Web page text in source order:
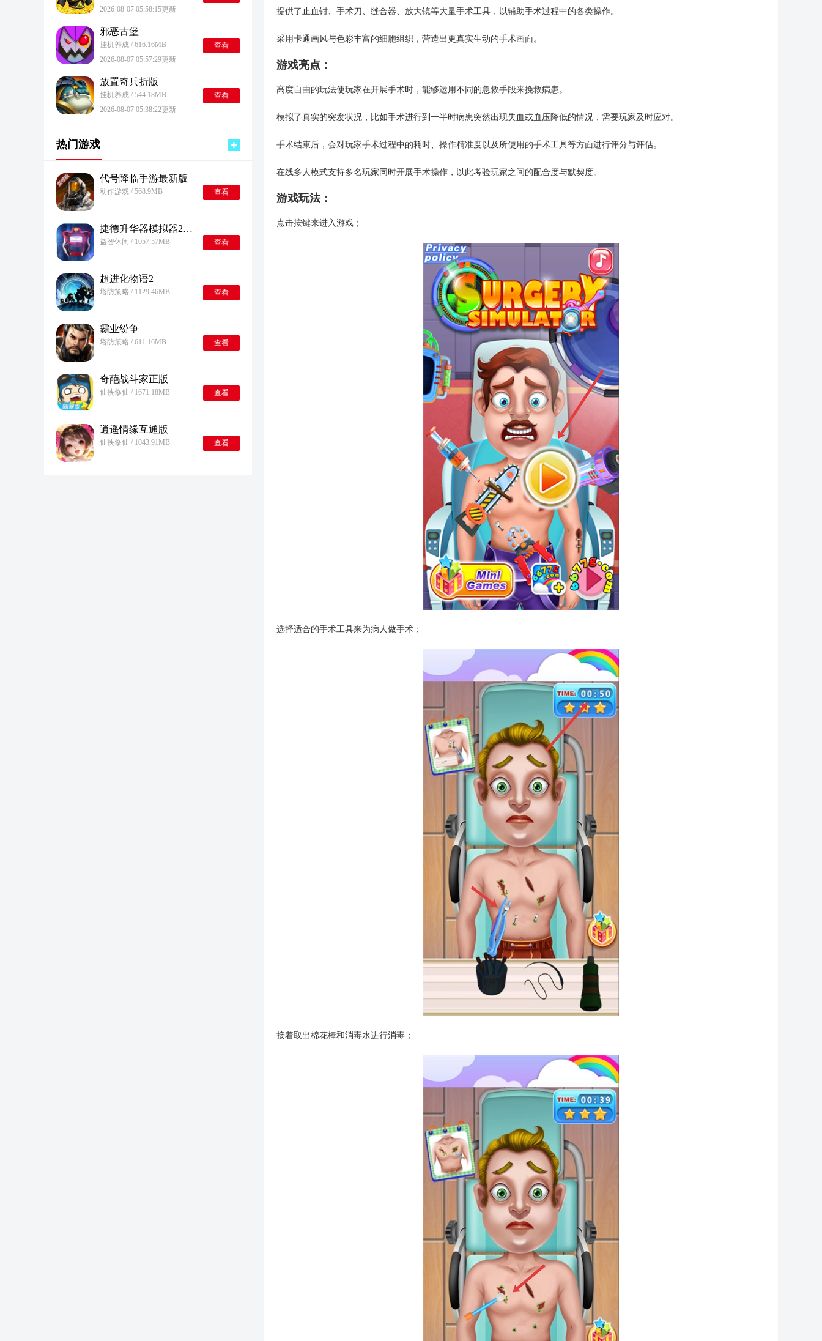
2026-08-07 05:58:15更新
邪恶古堡
挂机养成 / 616.16MB
2026-08-07 05:57:29更新
查看
放置奇兵折版
挂机养成 / 544.18MB
2026-08-07 05:38:22更新
查看
热门游戏
代号降临手游最新版
动作游戏 / 568.9MB 查看
捷德升华器模拟器2·0(欧布圆环)
益智休闲 / 1057.57MB 查看
超进化物语2
塔防策略 / 1129.46MB 查看
霸业纷争
塔防策略 / 611.16MB 查看
奇葩战斗家正版
仙侠修仙 / 1671.18MB 查看
逍遥情缘互通版
仙侠修仙 / 1043.91MB 查看
提供了止血钳、手术刀、缝合器、放大镜等大量手术工具，以辅助手术过程中的各类操作。
采用卡通画风与色彩丰富的细胞组织，营造出更真实生动的手术画面。
游戏亮点：
高度自由的玩法使玩家在开展手术时，能够运用不同的急救手段来挽救病患。
模拟了真实的突发状况，比如手术进行到一半时病患突然出现失血或血压降低的情况，需要玩家及时应对。
手术结束后，会对玩家手术过程中的耗时、操作精准度以及所使用的手术工具等方面进行评分与评估。
在线多人模式支持多名玩家同时开展手术操作，以此考验玩家之间的配合度与默契度。
游戏玩法：
点击按键来进入游戏；
选择适合的手术工具来为病人做手术；
接着取出棉花棒和消毒水进行消毒；